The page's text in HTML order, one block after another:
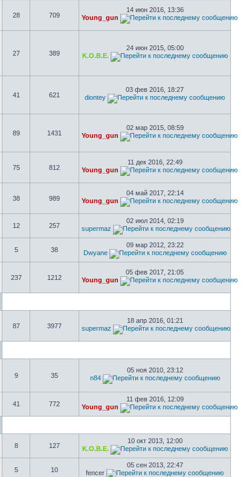
28 709
14 июн 2016, 13:36
Young_gun
27 389
24 июн 2015, 05:00
K.O.B.E.
41 621
03 фев 2016, 18:27
diontey
89 1431
02 мар 2015, 08:59
Young_gun
75 812
11 дек 2016, 22:49
Young_gun
38 989
04 май 2017, 22:14
Young_gun
12 257
02 июл 2014, 02:19
supermaz
5 38
09 мар 2012, 23:22
Dwyane
237 1212
05 фев 2017, 21:05
Young_gun
87 3977
18 апр 2016, 01:21
supermaz
9 35
05 ноя 2010, 23:12
n84
41 772
11 фев 2016, 12:09
Young_gun
8 127
10 окт 2013, 12:00
K.O.B.E.
5 10
05 сен 2013, 22:47
fencer